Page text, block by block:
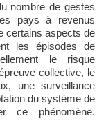
nombre de gestes
pays à revenus
certains aspects de
les épisodes de
le risque
collective, le
une surveillance
du système de
ce phénomène.